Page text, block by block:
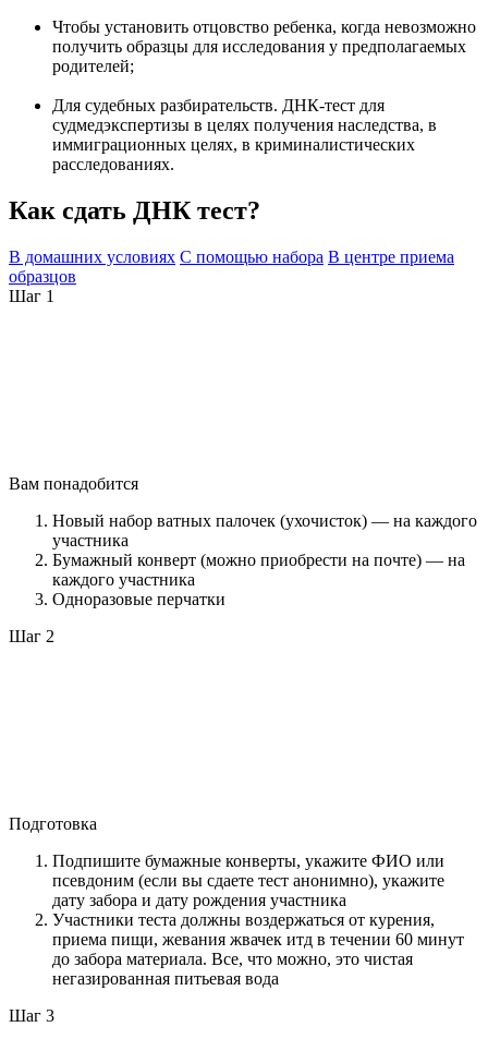
Чтобы установить отцовство ребенка, когда невозможно
получить образцы для исследования у предполагаемых
родителей;
Для судебных разбирательств. ДНК-тест для
судмедэкспертизы в целях получения наследства, в
иммиграционных целях, в криминалистических
расследованиях.
Как сдать ДНК тест?
В домашних условиях С помощью набора В центре приема
образцов
Шаг 1
Вам понадобится
Новый набор ватных палочек (ухочисток) — на каждого
участника
Бумажный конверт (можно приобрести на почте) — на
каждого участника
Одноразовые перчатки
Шаг 2
Подготовка
Подпишите бумажные конверты, укажите ФИО или
псевдоним (если вы сдаете тест анонимно), укажите
дату забора и дату рождения участника
Участники теста должны воздержаться от курения,
приема пищи, жевания жвачек итд в течении 60 минут
до забора материала. Все, что можно, это чистая
негазированная питьевая вода
Шаг 3